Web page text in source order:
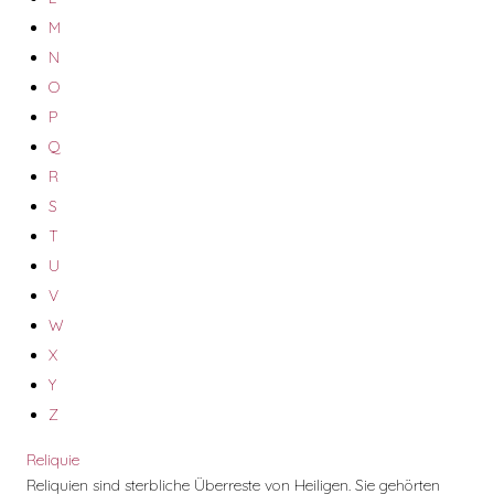
M
N
O
P
Q
R
S
T
U
V
W
X
Y
Z
Reliquie
Reliquien sind sterbliche Überreste von Heiligen. Sie gehörten